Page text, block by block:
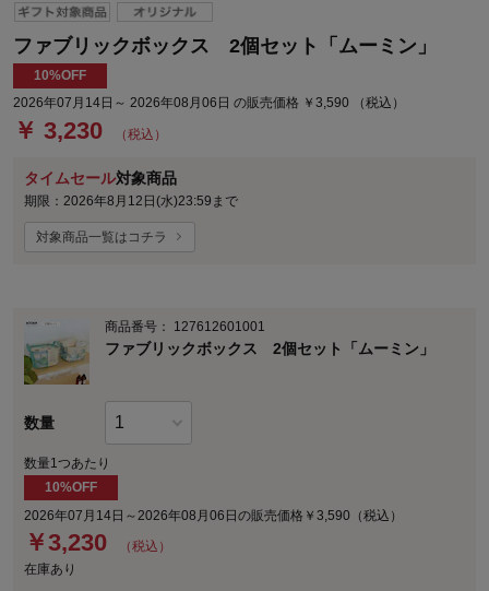
ファブリックボックス 2個セット「ムーミン」
10%OFF
2026年07月14日～ 2026年08月06日 の販売価格 ￥3,590 （税込）
￥ 3,230 （税込）
タイムセール対象商品
期限：2026年8月12日(水)23:59まで
対象商品一覧はコチラ
商品番号： 127612601001
ファブリックボックス 2個セット「ムーミン」
数量
数量1つあたり
10%OFF
2026年07月14日～2026年08月06日の販売価格￥3,590（税込）
￥3,230
（税込）
在庫あり